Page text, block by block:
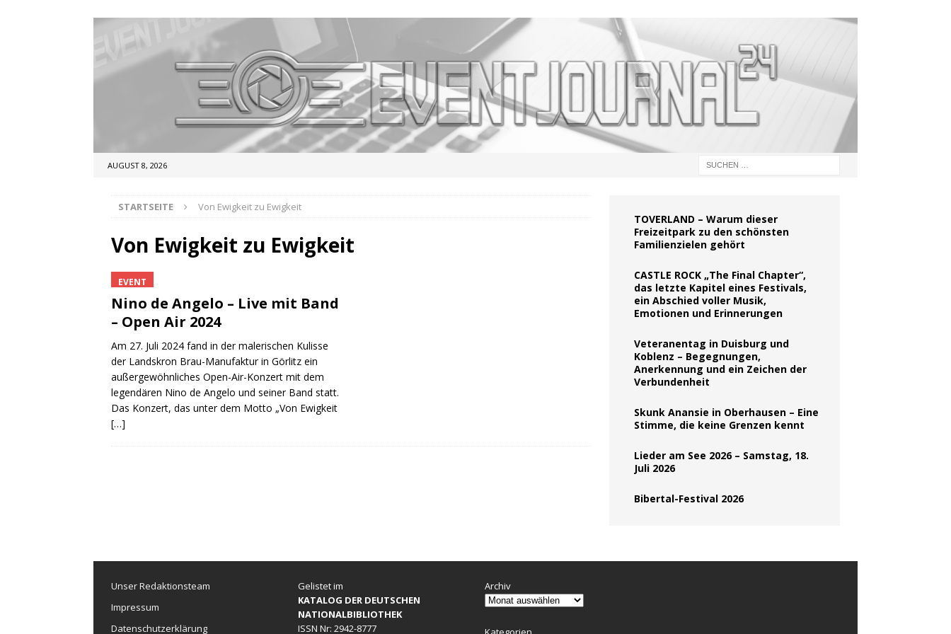
AUGUST 8, 2026
STARTSEITE Von Ewigkeit zu Ewigkeit
Von Ewigkeit zu Ewigkeit
EVENT
Nino de Angelo – Live mit Band
– Open Air 2024
Am 27. Juli 2024 fand in der malerischen Kulisse
der Landskron Brau-Manufaktur in Görlitz ein
außergewöhnliches Open-Air-Konzert mit dem
legendären Nino de Angelo und seiner Band statt.
Das Konzert, das unter dem Motto „Von Ewigkeit
[…]
TOVERLAND – Warum dieser
Freizeitpark zu den schönsten
Familienzielen gehört
CASTLE ROCK „The Final Chapter“,
das letzte Kapitel eines Festivals,
ein Abschied voller Musik,
Emotionen und Erinnerungen
Veteranentag in Duisburg und
Koblenz – Begegnungen,
Anerkennung und ein Zeichen der
Verbundenheit
Skunk Anansie in Oberhausen – Eine
Stimme, die keine Grenzen kennt
Lieder am See 2026 – Samstag, 18.
Juli 2026
Bibertal-Festival 2026
Unser Redaktionsteam
Impressum
Datenschutzerklärung
Gelistet im
KATALOG DER DEUTSCHEN
NATIONALBIBLIOTHEK
ISSN Nr: 2942-8777
Archiv